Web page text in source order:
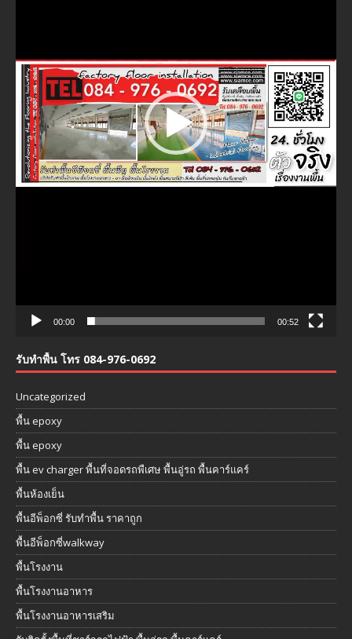
00:00 00:52
รับทำพื้น โทร 084-976-0692
Uncategorized
พื้น epoxy
พื้น epoxy
พื้น ev charger พื้นที่จอดรถพืเศษ พื้นอู่รถ พื้นคาร์แคร์
พื้นห้องเย็น
พื้นอีพ็อกซี่ รับทำพื้น ราคาถูก
พื้นอีพ็อกซี่walkway
พื้นโรงงาน
พื้นโรงงานอาหาร
พื้นโรงงานอาหารเสริม